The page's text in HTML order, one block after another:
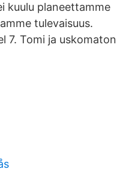
kuulu planeettamme
tulevaisuus.
7. Tomi ja uskomaton